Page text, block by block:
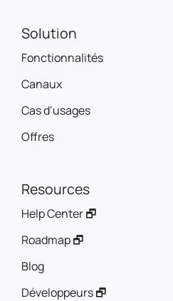
Solution
Fonctionnalités
Canaux
Cas d’usages
Offres
Resources
Help Center 🗗
Roadmap 🗗
Blog
Développeurs 🗗